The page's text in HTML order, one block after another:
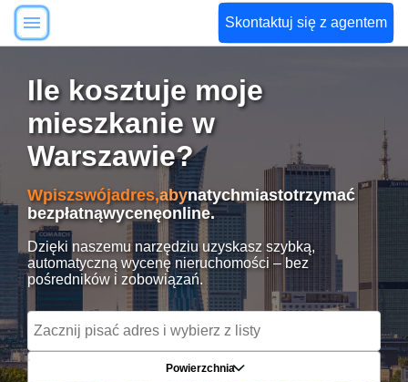
Skontaktuj się z agentem
Ile kosztuje moje
mieszkanie w
Warszawie?
Wpiszswójadres,abynatychmiastotrzymać
bezpłatnąwycenęonline.
Dzięki naszemu narzędziu uzyskasz szybką,
automatyczną wycenę nieruchomości – bez
pośredników i zobowiązań.
Powierzchnia